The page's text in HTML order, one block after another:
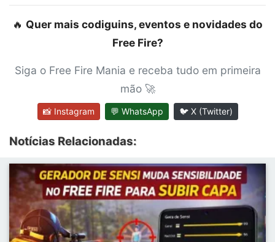
🔥 Quer mais codiguins, eventos e novidades do
Free Fire?
Siga o Free Fire Mania e receba tudo em primeira
mão 🚀
📸 Instagram 💬 WhatsApp 🐦 X (Twitter)
Notícias Relacionadas: